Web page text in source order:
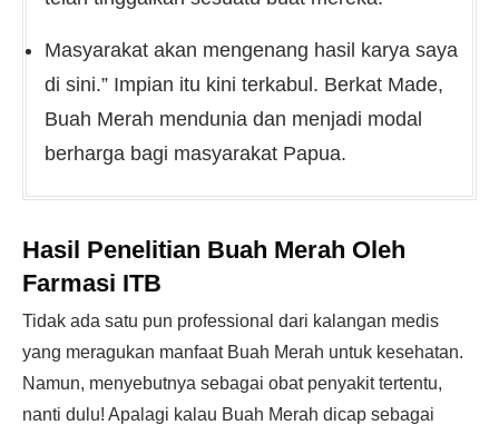
Masyarakat akan mengenang hasil karya saya
di sini.” Impian itu kini terkabul. Berkat Made,
Buah Merah mendunia dan menjadi modal
berharga bagi masyarakat Papua.
Hasil Penelitian Buah Merah Oleh
Farmasi ITB
Tidak ada satu pun professional dari kalangan medis
yang meragukan manfaat Buah Merah untuk kesehatan.
Namun, menyebutnya sebagai obat penyakit tertentu,
nanti dulu! Apalagi kalau Buah Merah dicap sebagai